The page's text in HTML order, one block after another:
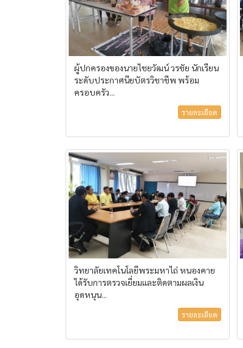
ผู้ปกครองของนายไชยวัฒน์ วรชัย นักเรียน
ระดับประกาศนียบัตรวิชาชีพ พร้อม
ครอบครัว...
รายละเอียด
วิทยาลัยเทคโนโลยีพระมหาไถ่ หนองคาย
ได้รับการตรวจเยี่ยมและติดตามผลเงิน
อุดหนุน...
รายละเอียด